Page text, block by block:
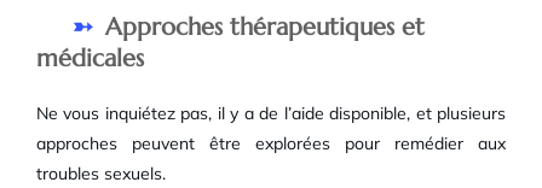
Approches thérapeutiques et
médicales
Ne vous inquiétez pas, il y a de l’aide disponible, et plusieurs
approches peuvent être explorées pour remédier aux
troubles sexuels.